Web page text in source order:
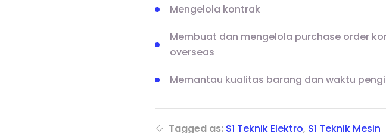
Mengelola kontrak
Membuat dan mengelola purchase order
overseas
Memantau kualitas barang dan waktu
Tagged as: S1 Teknik Elektro, S1 Teknik Mesin